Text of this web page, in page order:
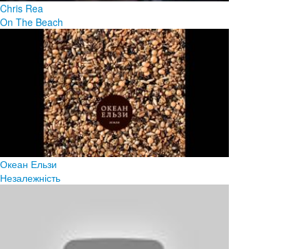
Chris Rea
On The Beach
Океан Ельзи
Незалежність